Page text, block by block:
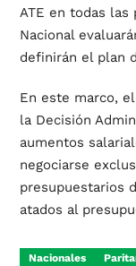
ATE en todas las
Nacional
definirán el plan
En este marco,
la Decisión
aumentos
negociarse
presupuestarios
atados al
Nacionales